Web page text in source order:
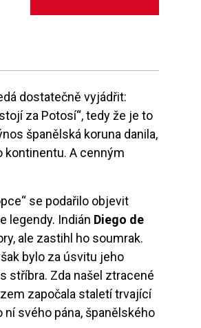
dostatečně vyjádřit:
za Potosí“, tedy že je to
španělská koruna danila,
kontinentu. A cenným
se podařilo objevit
legendy. Indián Diego de
ale zastihl ho soumrak.
bylo za úsvitu jeho
stříbra. Zda našel ztracené
započala staletí trvající
svého pána, španělského